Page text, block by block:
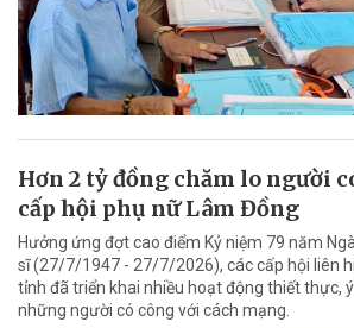
Hơn 2 tỷ đồng chăm lo người
cấp hội phụ nữ Lâm Đồng
Hưởng ứng đợt cao điểm Kỷ niệm 79 năm
sĩ (27/7/1947 - 27/7/2026), các cấp hội liên
tỉnh đã triển khai nhiều hoạt động thiết thực,
những người có công với cách mạng.